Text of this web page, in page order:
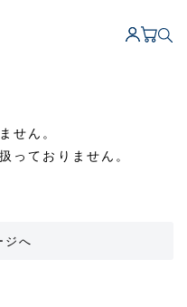
せん。
っておりません。
ジへ